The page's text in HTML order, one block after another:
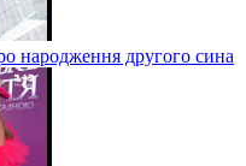
народження другого сина